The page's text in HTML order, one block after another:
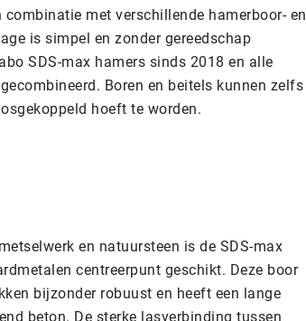
met verschillende hamerboor- en
is simpel en zonder gereedschap
SDS-max hamers sinds 2018 en alle
Boren en beitels kunnen zelfs
hoeft te worden.
en natuursteen is de SDS-max
centreerpunt geschikt. Deze boor
bijzonder robuust en heeft een lange
beton. De sterke lasverbinding tussen